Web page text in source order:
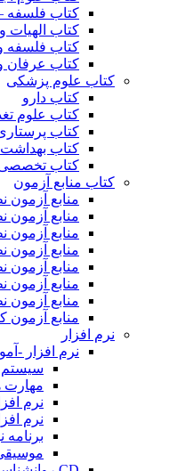
کتاب فلسفه
کتاب الهیات
کتاب فلسفه
کتاب عرفان
کتاب علوم پزشکی
کتاب دارو
کتاب علوم
کتاب
کتاب بهداشت
کتاب
کتاب منابع آزمون
منابع آزمون
منابع
منابع
منابع
منابع
منابع آزمون
منابع
منابع
نرم افزار
نرم افزار -
مهارت
نرم
نرم